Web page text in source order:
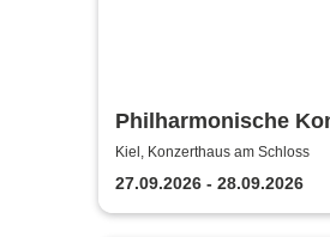
Philharmonische
Theater Kiel
Kiel, Konzerthaus am Schloss
27.09.2026 - 28.09.2026